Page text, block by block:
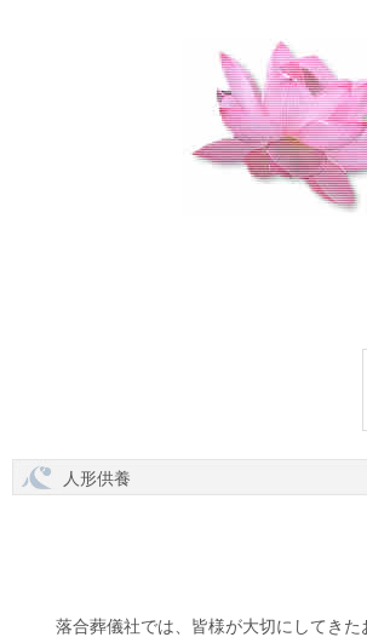
人形供養
落合葬儀社では、皆様が大切にしてき